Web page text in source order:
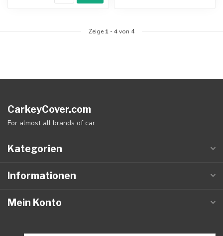
Zeige 1 -4von 4
CarkeyCover.com
For almost all brands of car
Kategorien
Informationen
Mein Konto